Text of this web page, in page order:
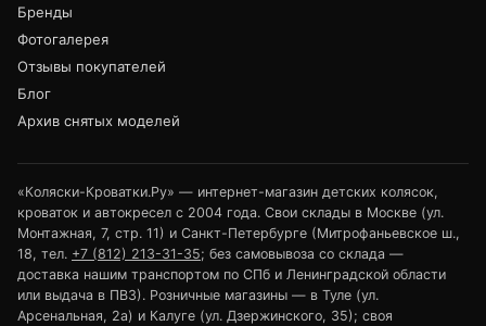
Бренды
Фотогалерея
Отзывы покупателей
Блог
Архив снятых моделей
«Коляски-Кроватки.Ру» — интернет-магазин детских колясок,
кроваток и автокресел с 2004 года. Свои склады в Москве (ул.
Монтажная, 7, стр. 11) и Санкт-Петербурге (Митрофаньевское ш.,
18, тел. +7 (812) 213-31-35; без самовывоза со склада —
доставка нашим транспортом по СПб и Ленинградской области
или выдача в ПВЗ). Розничные магазины — в Туле (ул.
Арсенальная, 2а) и Калуге (ул. Дзержинского, 35); своя